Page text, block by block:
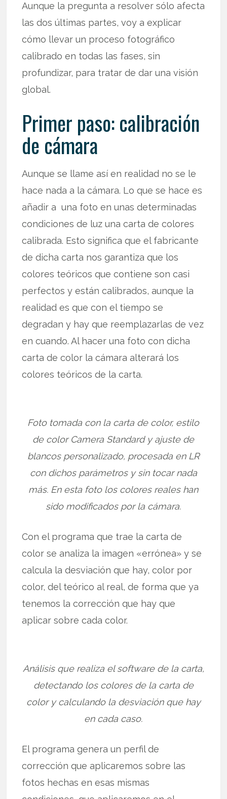
Aunque la pregunta a resolver sólo afecta
las dos últimas partes, voy a explicar
cómo llevar un proceso fotográfico
calibrado en todas las fases, sin
profundizar, para tratar de dar una visión
global.
Primer paso: calibración
de cámara
Aunque se llame así en realidad no se le
hace nada a la cámara. Lo que se hace es
añadir a una foto en unas determinadas
condiciones de luz una carta de colores
calibrada. Esto significa que el fabricante
de dicha carta nos garantiza que los
colores teóricos que contiene son casi
perfectos y están calibrados, aunque la
realidad es que con el tiempo se
degradan y hay que reemplazarlas de vez
en cuando. Al hacer una foto con dicha
carta de color la cámara alterará los
colores teóricos de la carta.
Foto tomada con la carta de color, estilo
de color Camera Standard y ajuste de
blancos personalizado, procesada en LR
con dichos parámetros y sin tocar nada
más. En esta foto los colores reales han
sido modificados por la cámara.
Con el programa que trae la carta de
color se analiza la imagen «errónea» y se
calcula la desviación que hay, color por
color, del teórico al real, de forma que ya
tenemos la corrección que hay que
aplicar sobre cada color.
Análisis que realiza el software de la carta,
detectando los colores de la carta de
color y calculando la desviación que hay
en cada caso.
El programa genera un perfil de
corrección que aplicaremos sobre las
fotos hechas en esas mismas